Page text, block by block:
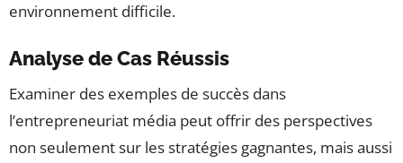
environnement difficile.
Analyse de Cas Réussis
Examiner des exemples de succès dans
l’entrepreneuriat média peut offrir des perspectives
non seulement sur les stratégies gagnantes, mais aussi